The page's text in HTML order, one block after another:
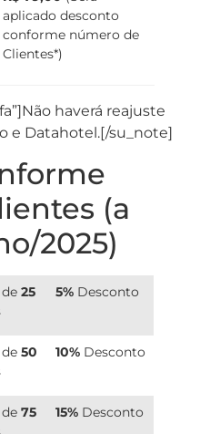
aplicado desconto
conforme número de
Clientes*)
haverá reajuste
e Datahotel.[/su_note]
(a
2025)
de25
5% Desconto
de50
10% Desconto
de75
15% Desconto